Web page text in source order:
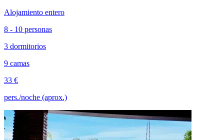
Alojamiento entero
8 - 10 personas
3 dormitorios
9 camas
33 €
pers./noche (aprox.)